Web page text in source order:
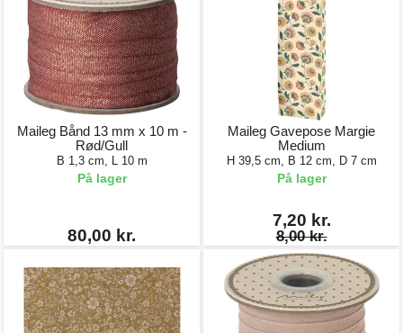
Maileg Bånd 13 mm x 10 m -
Rød/Gull
B 1,3 cm, L 10 m
På lager
80,00 kr.
Maileg Gavepose Margie
Medium
H 39,5 cm, B 12 cm, D 7 cm
På lager
7,20 kr.
8,00 kr.